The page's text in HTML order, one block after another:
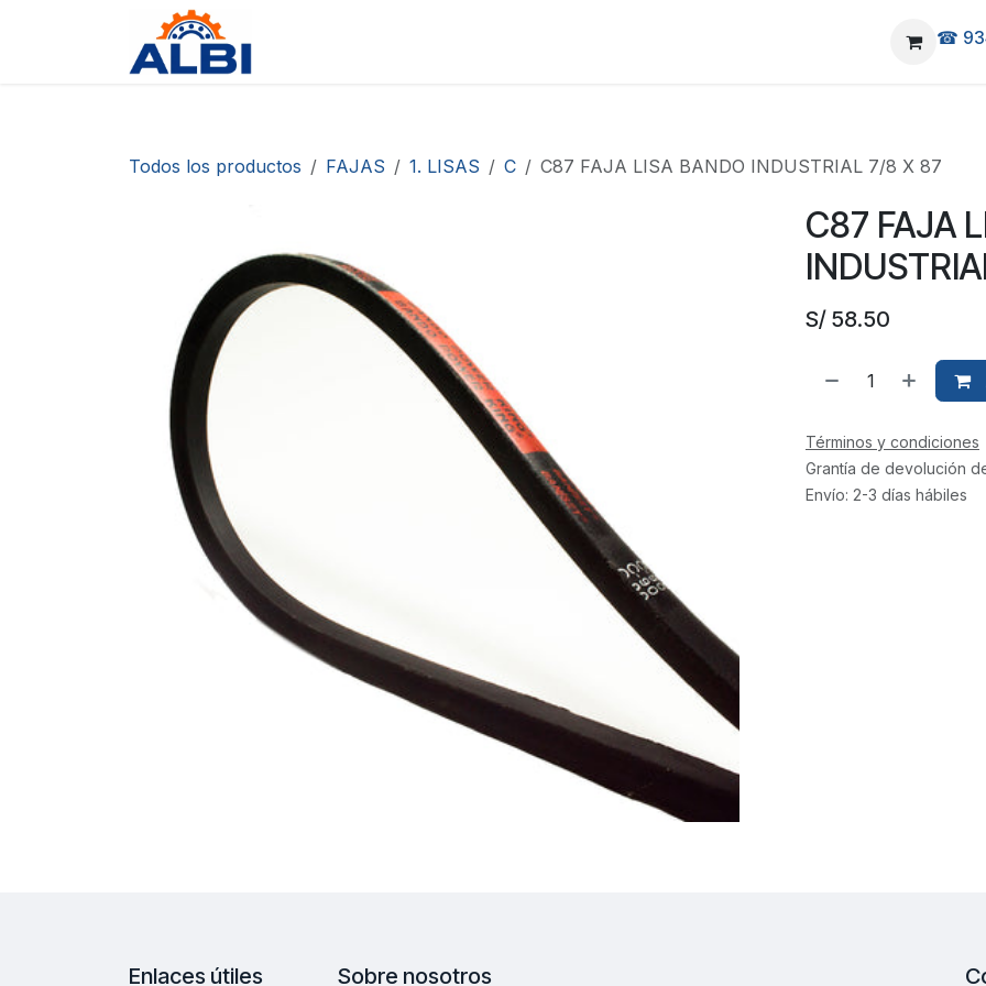
☎
Todos los productos FAJAS 1. LISAS C C87 FAJA LISA BANDO INDUSTRIAL 7/8 X 87
C87 FAJA
S/ 58.50
Términos y condiciones
Grantía de devolución
Envío: 2-3 días hábiles
Enlaces útiles Sobre nosotros